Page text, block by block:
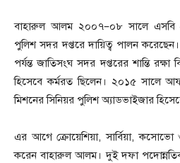
বাহারুল আলম ২০০৭–০৮ সালে এসবি
পুলিশ সদর দপ্তরে দায়িত্ব পালন
পর্যন্ত জাতিসংঘ সদর দপ্তরের শান্তি
হিসেবে কর্মরত ছিলেন। ২০১৫ সালে
মিশনের সিনিয়র পুলিশ অ্যাডভাইজার
এর আগে ক্রোয়েশিয়া, সার্বিয়া, কসোভো
করেন বাহারুল আলম। দুই দফা